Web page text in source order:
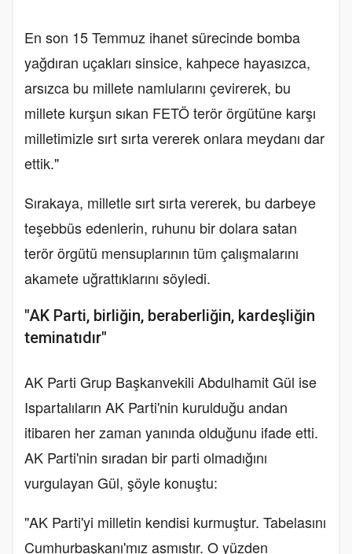
En son 15 Temmuz ihanet sürecinde bomba
yağdıran uçakları sinsice, kahpece hayasızca,
arsızca bu millete namlularını çevirerek, bu
millete kurşun sıkan FETÖ terör örgütüne karşı
milletimizle sırt sırta vererek onlara meydanı dar
ettik."
Sırakaya, milletle sırt sırta vererek, bu darbeye
teşebbüs edenlerin, ruhunu bir dolara satan
terör örgütü mensuplarının tüm çalışmalarını
akamete uğrattıklarını söyledi.
"AK Parti, birliğin, beraberliğin, kardeşliğin
teminatıdır"
AK Parti Grup Başkanvekili Abdulhamit Gül ise
Ispartalıların AK Parti'nin kurulduğu andan
itibaren her zaman yanında olduğunu ifade etti.
AK Parti'nin sıradan bir parti olmadığını
vurgulayan Gül, şöyle konuştu:
"AK Parti'yi milletin kendisi kurmuştur. Tabelasını
Cumhurbaşkanı'mız asmıştır. O yüzden